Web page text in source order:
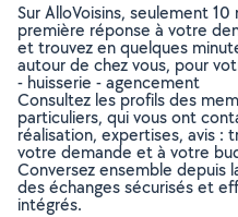
Sur AlloVoisins, seulement
première réponse à votre
et trouvez en quelques
autour de chez vous, pour
- huisserie - agencement
Consultez les profils des
particuliers, qui vous ont
réalisation, expertises, avis :
votre demande et à votre
Conversez ensemble depuis
des échanges sécurisés et
intégrés.